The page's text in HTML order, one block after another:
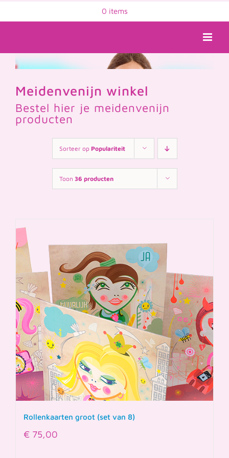
naar
0 items
Meidenvenijn winkel
Bestel hier je meidenvenijn
producten
Sorteer op Populariteit
Toon 36 producten
Rollenkaarten groot (set van 8)
€ 75,00